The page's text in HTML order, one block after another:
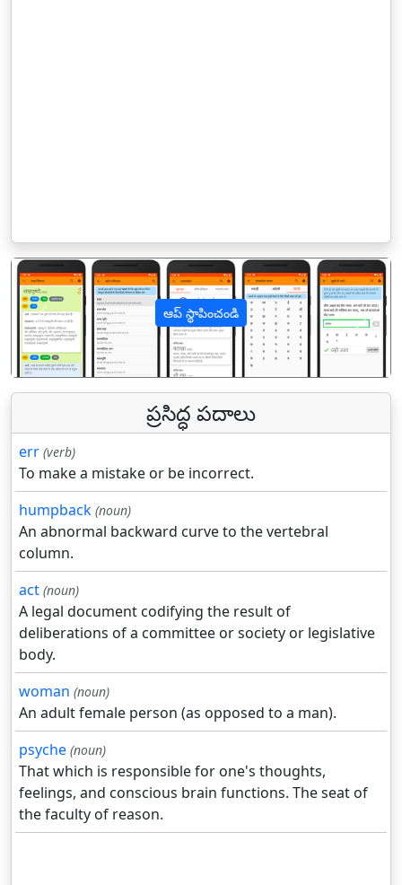
ఆప్ స్థాపించండి
पिछला
ప్రసిద్ధ పదాలు
err (verb)
To make a mistake or be incorrect.
humpback (noun)
An abnormal backward curve to the vertebral
column.
act (noun)
A legal document codifying the result of
deliberations of a committee or society or legislative
body.
woman (noun)
An adult female person (as opposed to a man).
psyche (noun)
That which is responsible for one's thoughts,
feelings, and conscious brain functions. The seat of
the faculty of reason.